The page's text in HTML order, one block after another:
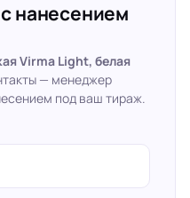
нанесением
Virma Light, белая
— менеджер
под ваш тираж.